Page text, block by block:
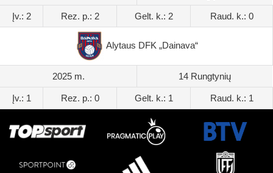
Įv.: 2 Rez. p.: 2 Gelt. k.: 2 Raud. k.: 0
Alytaus DFK „Dainava“
2025 m. 14 Rungtynių
Įv.: 1 Rez. p.: 0 Gelt. k.: 1 Raud. k.: 1